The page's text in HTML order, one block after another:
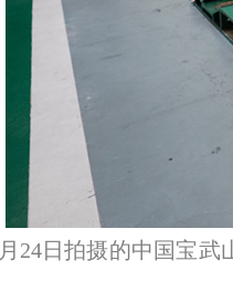
24日拍摄的中国宝